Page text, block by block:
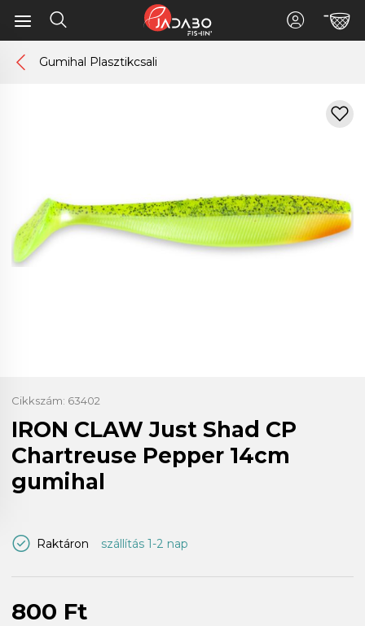
Gumihal Plasztikcsali
Cikkszám: 63402
IRON CLAW Just Shad CP
Chartreuse Pepper 14cm
gumihal
Raktáron szállítás 1-2 nap
800 Ft